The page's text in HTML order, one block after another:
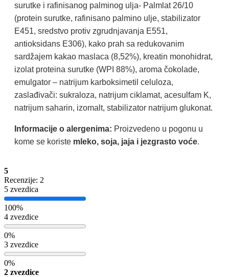
surutke i rafinisanog palminog ulja- Palmlat 26/10
(protein surutke, rafinisano palmino ulje, stabilizator
E451, sredstvo protiv zgrudnjavanja E551,
antioksidans E306), kako prah sa redukovanim
sardžajem kakao maslaca (8,52%), kreatin monohidrat,
izolat proteina surutke (WPI 88%), aroma čokolade,
emulgator – natrijum karboksimetil celuloza,
zaslađivači: sukraloza, natrijum ciklamat, acesulfam K,
natrijum saharin, izomalt, stabilizator natrijum glukonat.
Informacije o alergenima: Proizvedeno u pogonu u
kome se koriste mleko, soja, jaja i jezgrasto voće.
5
Recenzije: 2
5 zvezdica
100%
4 zvezdice
0%
3 zvezdice
0%
2 zvezdice